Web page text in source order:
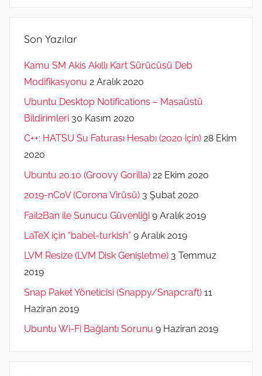
Son Yazılar
Kamu SM Akis Akıllı Kart Sürücüsü Deb
Modifikasyonu 2 Aralık 2020
Ubuntu Desktop Notifications – Masaüstü
Bildirimleri 30 Kasım 2020
C++: HATSU Su Faturası Hesabı (2020 için) 28 Ekim
2020
Ubuntu 20.10 (Groovy Gorilla) 22 Ekim 2020
2019-nCoV (Corona Virüsü) 3 Şubat 2020
Fail2Ban ile Sunucu Güvenliği 9 Aralık 2019
LaTeX için “babel-turkish” 9 Aralık 2019
LVM Resize (LVM Disk Genişletme) 3 Temmuz
2019
Snap Paket Yöneticisi (Snappy/Snapcraft) 11
Haziran 2019
Ubuntu Wi-Fi Bağlantı Sorunu 9 Haziran 2019